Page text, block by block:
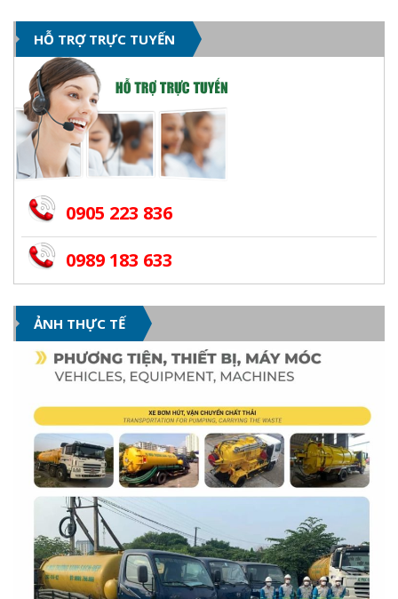
HỖ TRỢ TRỰC TUYẾN
0905 223 836
0989 183 633
ẢNH THỰC TẾ